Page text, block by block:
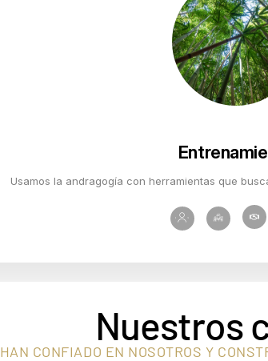
Usamos la andragogía con herramientas que
Nuestros
HAN CONFIADO EN NOSOTROS Y